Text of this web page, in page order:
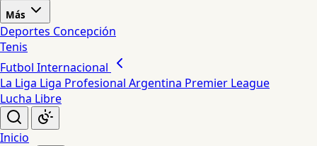
Más
Deportes Concepción
Tenis
Futbol Internacional
La Liga Liga Profesional Argentina Premier League
Lucha Libre
Inicio